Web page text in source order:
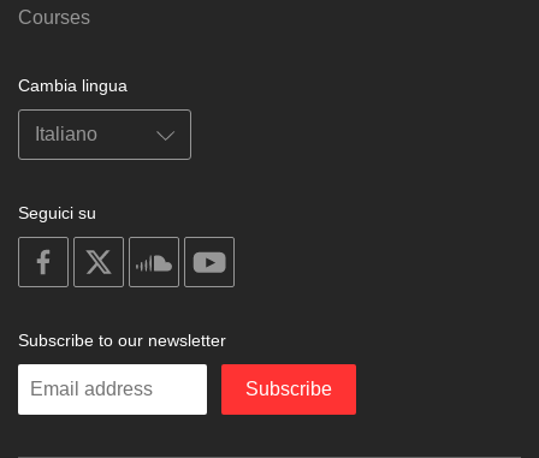
Courses
Cambia lingua
Seguici su
on
facebook
soundcloud
Subscribe to our newsletter
Enter
Subscribe